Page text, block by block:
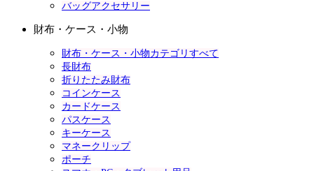
バッグアクセサリー
財布・ケース・小物
財布・ケース・小物カテゴリすべて
長財布
折りたたみ財布
コインケース
カードケース
パスケース
キーケース
マネークリップ
ポーチ